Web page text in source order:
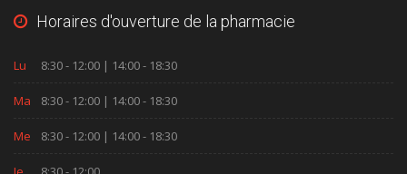
Horaires d'ouverture de la pharmacie
Lu 8:30 - 12:00 | 14:00 - 18:30
Ma 8:30 - 12:00 | 14:00 - 18:30
Me 8:30 - 12:00 | 14:00 - 18:30